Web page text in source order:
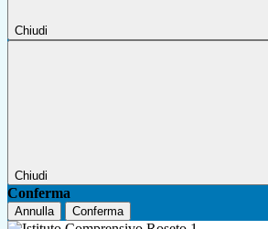
Chiudi
Chiudi
Conferma
Annulla Conferma